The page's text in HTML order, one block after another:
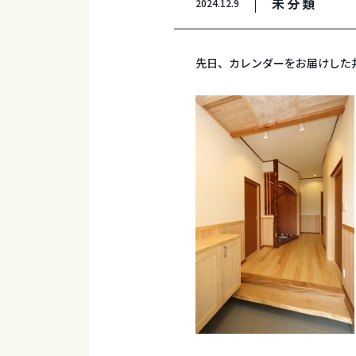
2024.12.9
先日、カレンダーをお届けした